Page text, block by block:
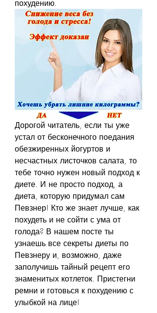
похудению.
Дорогой читатель, если ты уже
устал от бесконечного поедания
обезжиренных йогуртов и
несчастных листочков салата, то
тебе точно нужен новый подход к
диете. И не просто подход, а
диета, которую придумал сам
Певзнер! Кто же знает лучше, как
похудеть и не сойти с ума от
голода? В нашем посте ты
узнаешь все секреты диеты по
Певзнеру и, возможно, даже
заполучишь тайный рецепт его
знаменитых котлеток. Пристегни
ремни и готовься к похудению с
улыбкой на лице!